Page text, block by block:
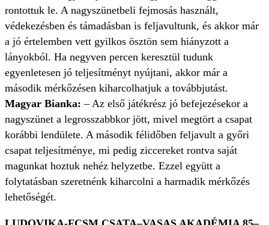
rontottuk le. A nagyszünetbeli fejmosás használt,
védekezésben és támadásban is feljavultunk, és akkor már
a jó értelemben vett gyilkos ösztön sem hiányzott a
lányokból. Ha negyven percen keresztül tudunk
egyenletesen jó teljesítményt nyújtani, akkor már a
második mérkőzésen kiharcolhatjuk a továbbjutást.
Magyar Bianka: – Az első játékrész jó befejezésekor a
nagyszünet a legrosszabbkor jött, mivel megtört a csapat
korábbi lendülete. A második félidőben feljavult a győri
csapat teljesítménye, mi pedig ziccereket rontva saját
magunkat hoztuk nehéz helyzetbe. Ezzel együtt a
folytatásban szeretnénk kiharcolni a harmadik mérkőzés
lehetőségét.